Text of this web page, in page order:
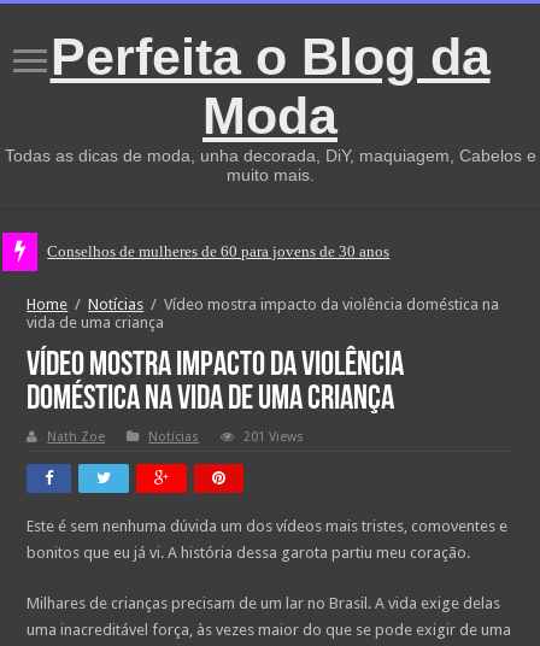
Perfeita o Blog da
Moda
Todas as dicas de moda, unha decorada, DiY, maquiagem, Cabelos e
muito mais.
Conselhos de mulheres de 60 para jovens de 30 anos
Home / Notícias / Vídeo mostra impacto da violência doméstica na
vida de uma criança
Vídeo mostra impacto da violência
doméstica na vida de uma criança
Nath Zoe Notícias 201 Views
Este é sem nenhuma dúvida um dos vídeos mais tristes, comoventes e
bonitos que eu já vi. A história dessa garota partiu meu coração.
Milhares de crianças precisam de um lar no Brasil. A vida exige delas
uma inacreditável força, às vezes maior do que se pode exigir de uma